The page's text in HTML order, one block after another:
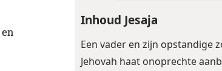
Inhoud Jesaja
Een vader en zijn opstandige
Jehovah haat onoprechte
en